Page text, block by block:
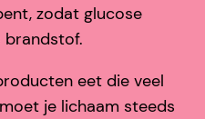
zodat glucose
brandstof.
eet die veel
je lichaam steeds